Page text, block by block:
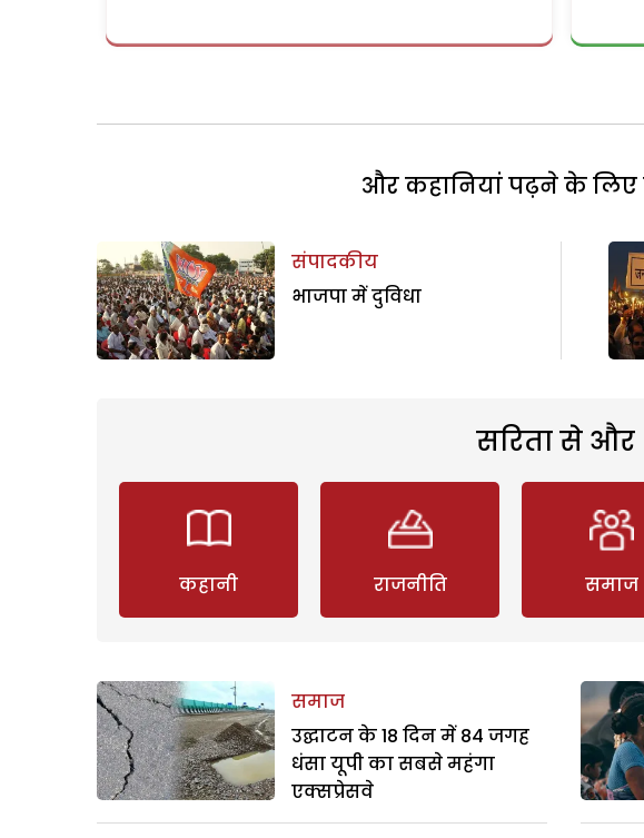
और कहानियां पढ़ने के
संपादकीय
भाजपा में दुविधा
सरिता से और
कहानी राजनीति समाज
समाज
उद्घाटन के 18 दिन में 84 जगह
धंसा यूपी का सबसे महंगा
एक्सप्रेसवे